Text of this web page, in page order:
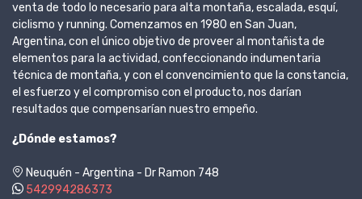
venta de todo lo necesario para alta montaña, escalada, esquí,
ciclismo y running. Comenzamos en 1980 en San Juan,
Argentina, con el único objetivo de proveer al montañista de
elementos para la actividad, confeccionando indumentaria
técnica de montaña, y con el convencimiento que la constancia,
el esfuerzo y el compromiso con el producto, nos darían
resultados que compensarían nuestro empeño.
¿Dónde estamos?
Neuquén - Argentina - Dr Ramon 748
542994286373